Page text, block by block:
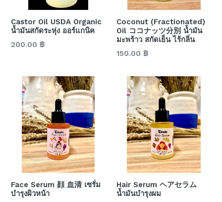
Castor Oil USDA Organic
น้ำมันสกัดระหุ่ง ออร์แกนิค
Regular
200.00 ฿
Coconut (Fractionated)
Oil ココナッツ分別 น้ำมัน
มะพร้าว สกัดเย็น ไร้กลิ่น
Regular
150.00 ฿
Face Serum 顔 血清 เซรั่ม
บำรุงผิวหน้า
Hair Serum ヘアセラム
น้ำมันบำรุงผม